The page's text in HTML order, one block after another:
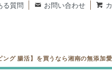
る質問 お問い合わせ
グ 腸活】を買うなら湘南の無添加